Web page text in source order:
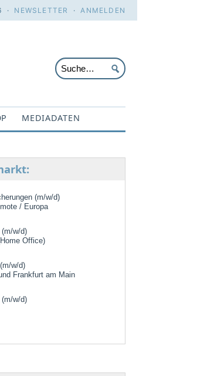
· NEWSLETTER ·ANMELDEN
MEDIADATEN
(m/w/d)
/ Europa
(m/w/d)
Office)
w/d)
Frankfurt am Main
(m/w/d)